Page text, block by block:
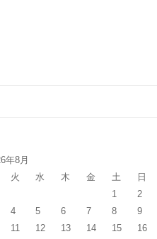
年8月
火 水 木 金 土 日
1
2
4 5 6 7 8
9
11 12 13 14 15
16